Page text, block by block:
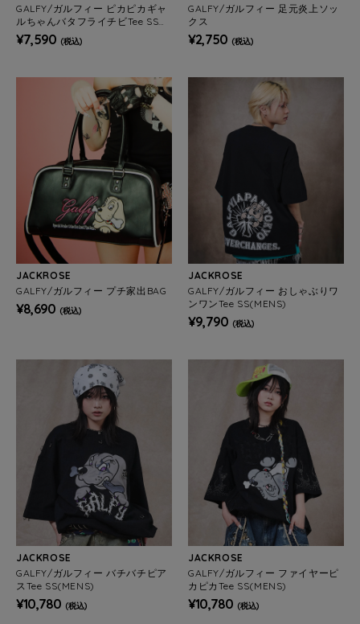
GALFY/ガルフィー ピカピカギャ
ルちゃんバタフライチビTee SS
(WOMENS)
¥7,590 (税込)
GALFY/ガルフィー 足元炎上ソッ
クス
¥2,750 (税込)
JACKROSE
GALFY/ガルフィー プチ家出BAG
¥8,690 (税込)
JACKROSE
GALFY/ガルフィー おしゃぶりワ
ンワンTee SS(MENS)
¥9,790 (税込)
JACKROSE
GALFY/ガルフィー バチバチピア
スTee SS(MENS)
¥10,780 (税込)
JACKROSE
GALFY/ガルフィー ファイヤーピ
カピカTee SS(MENS)
¥10,780 (税込)